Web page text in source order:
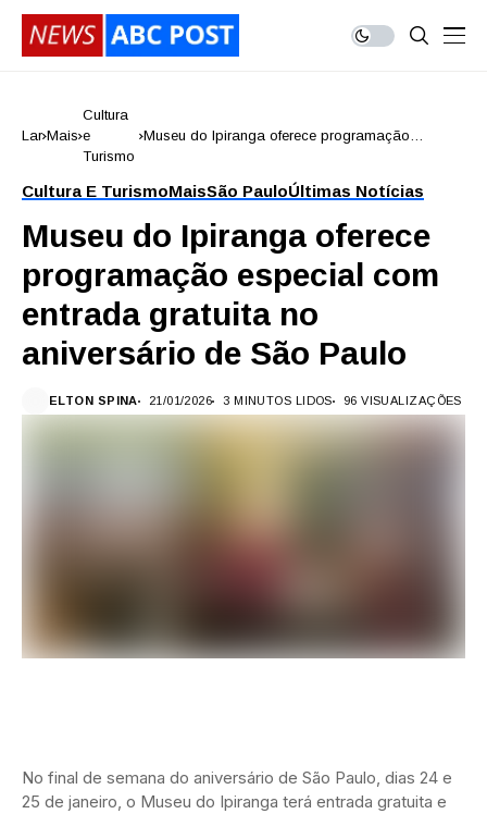
Lar Mais
Cultura
e
Turismo
Museu do Ipiranga oferece programação
Cultura E TurismoMaisSão PauloÚltimas Notícias
Museu do Ipiranga oferece
programação especial com
entrada gratuita no
aniversário de São Paulo
ELTON SPINA 21/01/2026 3 MINUTOS LIDOS 96 VISUALIZAÇÕES
No final de semana do aniversário de São Paulo, dias 24 e
25 de janeiro, o Museu do Ipiranga terá entrada gratuita e